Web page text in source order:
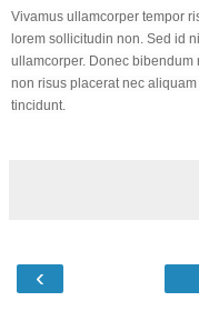
Vivamus ullamcorper tempor
lorem sollicitudin non. Sed id
ullamcorper. Donec bibendum
non risus placerat nec
tincidunt.
‹